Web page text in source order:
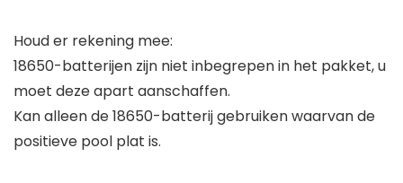
Houd er rekening mee:
18650-batterijen zijn niet inbegrepen in het pakket, u
moet deze apart aanschaffen.
Kan alleen de 18650-batterij gebruiken waarvan de
positieve pool plat is.